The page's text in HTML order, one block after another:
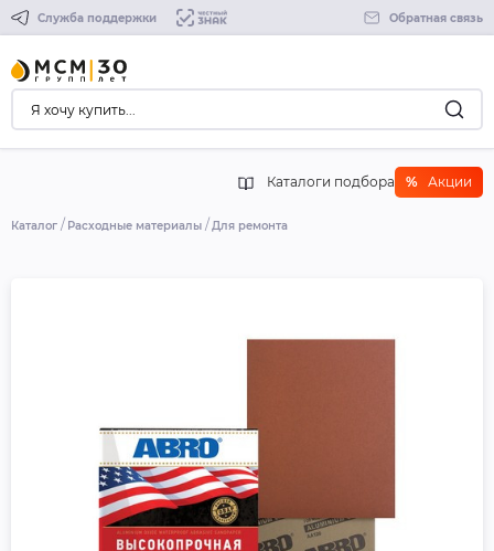
Служба поддержки Обратная связь
Каталоги подбора % Акции
Каталог Расходные материалы Для ремонта